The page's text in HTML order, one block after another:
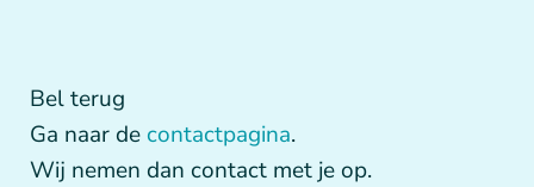
Bel terug
Ga naar de contactpagina.
Wij nemen dan contact met je op.